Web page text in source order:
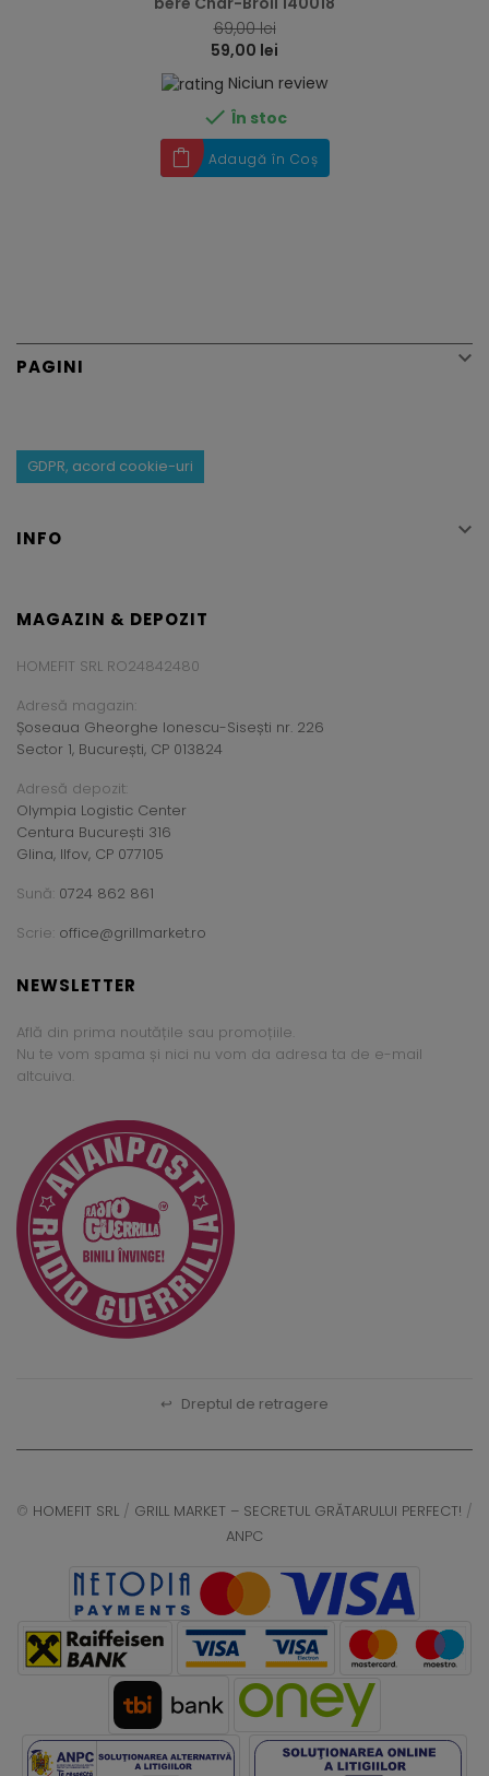
69,00 lei
59,00 lei
Niciun review
 În stoc
Adaugă în Coș
PAGINI 
GDPR, acord cookie-uri
INFO 
MAGAZIN & DEPOZIT
HOMEFIT SRL RO24842480
Adresă magazin:
Șoseaua Gheorghe Ionescu-Sisești nr. 226
Sector 1, București, CP 013824
Adresă depozit:
Olympia Logistic Center
Centura București 316
Glina, Ilfov, CP 077105
Sună: 0724 862 861
Scrie: office@grillmarket.ro
NEWSLETTER
Află din prima noutățile sau promoțiile.
Nu te vom spama și nici nu vom da adresa ta de e-mail
altcuiva.
↩ Dreptul de retragere
© HOMEFIT SRL / GRILL MARKET – SECRETUL GRĂTARULUI PERFECT! /
ANPC